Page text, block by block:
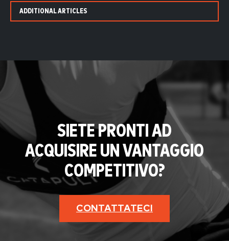
ADDITIONAL ARTICLES
SIETE PRONTI AD
ACQUISIRE UN VANTAGGIO
COMPETITIVO?
CONTATTATECI